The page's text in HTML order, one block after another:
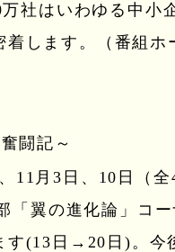
社はいわゆる中
します。（番組ホ
闘記～
11月3日、10日（全
「翼の進化論」コー
(13日→20日)。今